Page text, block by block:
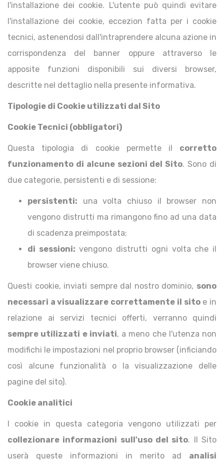
l'installazione dei cookie. L'utente può quindi evitare
l'installazione dei cookie, eccezion fatta per i cookie
tecnici, astenendosi dall'intraprendere alcuna azione in
corrispondenza del banner oppure attraverso le
apposite funzioni disponibili sui diversi browser,
descritte nel dettaglio nella presente informativa.
Tipologie di Cookie utilizzati dal Sito
Cookie Tecnici (obbligatori)
Questa tipologia di cookie permette il corretto
funzionamento di alcune sezioni del Sito. Sono di
due categorie, persistenti e di sessione:
persistenti: una volta chiuso il browser non
vengono distrutti ma rimangono fino ad una data
di scadenza preimpostata;
di sessioni: vengono distrutti ogni volta che il
browser viene chiuso.
Questi cookie, inviati sempre dal nostro dominio, sono
necessari a visualizzare correttamente il sitoe in
relazione ai servizi tecnici offerti, verranno quindi
sempre utilizzati e inviati, a meno che l'utenza non
modifichi le impostazioni nel proprio browser (inficiando
così alcune funzionalità o la visualizzazione delle
pagine del sito).
Cookie analitici
I cookie in questa categoria vengono utilizzati per
collezionare informazioni sull'uso del sito. Il Sito
userà queste informazioni in merito ad analisi